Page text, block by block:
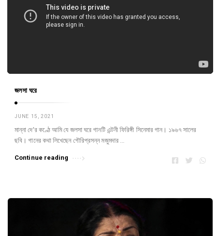
জলসা ঘরে
JUNE 15, 2021
মান্না দে’র কণ্ঠে আমি যে জলসা ঘরে গানটি এন্টনী ফিরিঙ্গী সিনেমার গান। ১৯৬৭ সালের
ছবি। গানের কথা লিখেছেন গৌরিপ্রসন্ন মজুমদার …
Continue reading